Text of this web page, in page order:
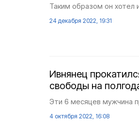
Таким образом он хотел
24 декабря 2022, 19:31
Ивнянец
свободы на
Эти 6 месяцев мужчина
4 октября 2022, 16:08